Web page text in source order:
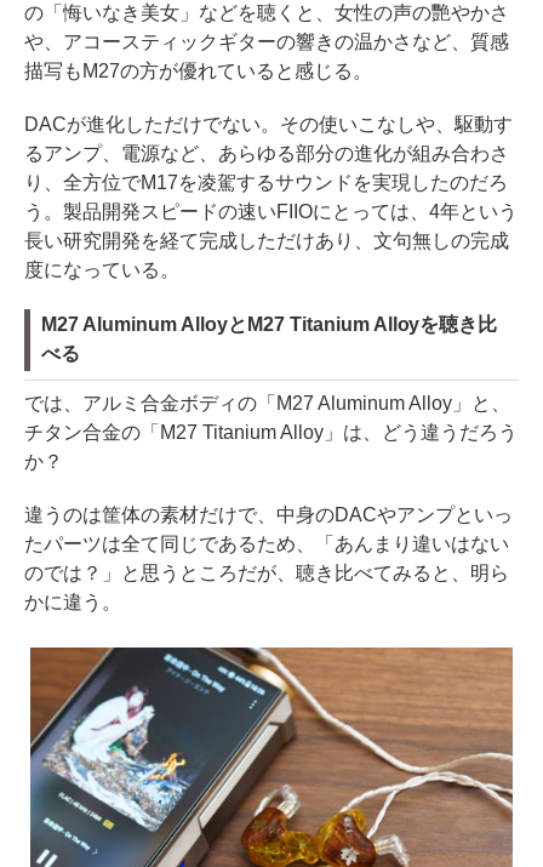
の「悔いなき美女」などを聴くと、女性の声の艷やかさ
や、アコースティックギターの響きの温かさなど、質感
描写もM27の方が優れていると感じる。
DACが進化しただけでない。その使いこなしや、駆動す
るアンプ、電源など、あらゆる部分の進化が組み合わさ
り、全方位でM17を凌駕するサウンドを実現したのだろ
う。製品開発スピードの速いFIIOにとっては、4年という
長い研究開発を経て完成しただけあり、文句無しの完成
度になっている。
M27 Aluminum AlloyとM27 Titanium Alloyを聴き比
べる
では、アルミ合金ボディの「M27 Aluminum Alloy」と、
チタン合金の「M27 Titanium Alloy」は、どう違うだろう
か？
違うのは筐体の素材だけで、中身のDACやアンプといっ
たパーツは全て同じであるため、「あんまり違いはない
のでは？」と思うところだが、聴き比べてみると、明ら
かに違う。